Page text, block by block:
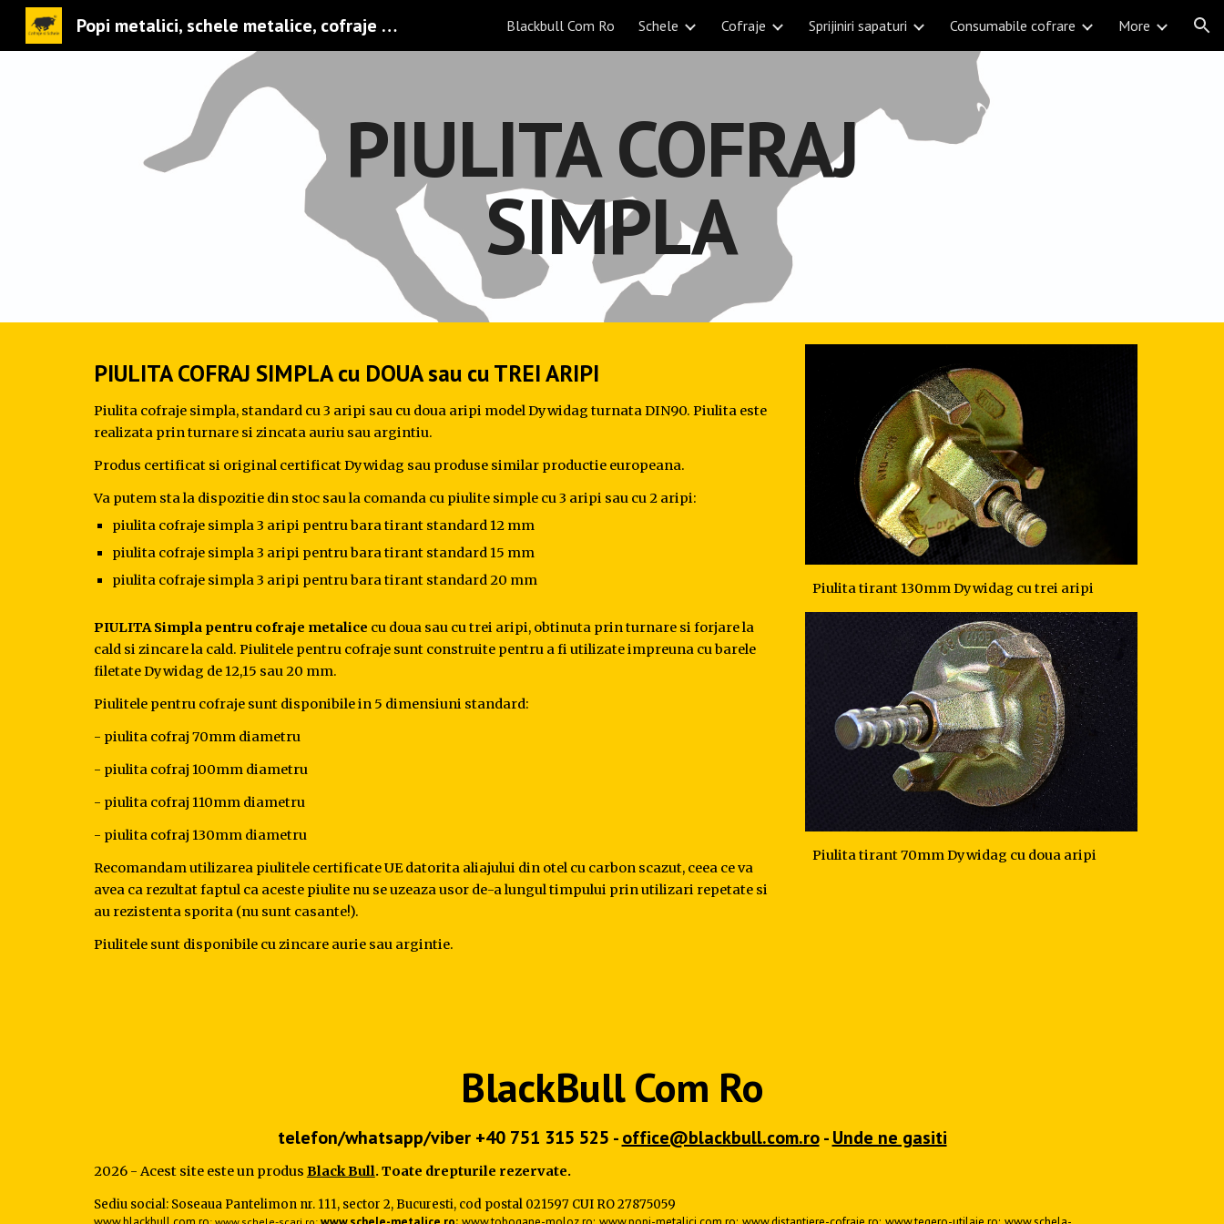
Skip to main content Skip to navigation
Popi metalici, schele metalice, cofraje metalice, sprijiniri sapaturi, tobogane moloz, accesorii cofraje schele, consumabile cofrare Blackbull Com Ro Schele Cofraje Sprijiniri sapaturi Consumabile cofrare More
PIULITA COFRAJ
SIMPLA
PIULITA COFRAJ SIMPLA cu DOUA sau cu TREI ARIPI
Piulita cofraje simpla, standard cu 3 aripi sau cu doua aripi model Dywidag turnata DIN90. Piulita este
realizata prin turnare si zincata auriu sau argintiu.
Produs certificat si original certificat Dywidag sau produse similar productie europeana.
Va putem sta la dispozitie din stoc sau la comanda cu piulite simple cu 3 aripi sau cu 2 aripi:
piulita cofraje simpla 3 aripi pentru bara tirant standard 12 mm
piulita cofraje simpla 3 aripi pentru bara tirant standard 15 mm
piulita cofraje simpla 3 aripi pentru bara tirant standard 20 mm
PIULITA Simpla pentru cofraje metalice cu doua sau cu trei aripi, obtinuta prin turnare si forjare la
cald si zincare la cald. Piulitele pentru cofraje sunt construite pentru a fi utilizate impreuna cu barele
filetate Dywidag de 12,15 sau 20 mm.
Piulitele pentru cofraje sunt disponibile in 5 dimensiuni standard:
- piulita cofraj 70mm diametru
- piulita cofraj 100mm diametru
- piulita cofraj 110mm diametru
- piulita cofraj 130mm diametru
Recomandam utilizarea piulitele certificate UE datorita aliajului din otel cu carbon scazut, ceea ce va
avea ca rezultat faptul ca aceste piulite nu se uzeaza usor de-a lungul timpului prin utilizari repetate si
au rezistenta sporita (nu sunt casante!).
Piulitele sunt disponibile cu zincare aurie sau argintie.
Piulita tirant 130mm Dywidag cu trei aripi
Piulita tirant 70mm Dywidag cu doua aripi
BlackBull Com Ro
telefon/whatsapp/viber +40 751 315 525 -office@blackbull.com.ro-Unde ne gasiti
2026 - Acest site este un produs Black Bull. Toate drepturile rezervate.
Sediu social: Soseaua Pantelimon nr. 111, sector 2, Bucuresti, cod postal 021597 CUI RO 27875059